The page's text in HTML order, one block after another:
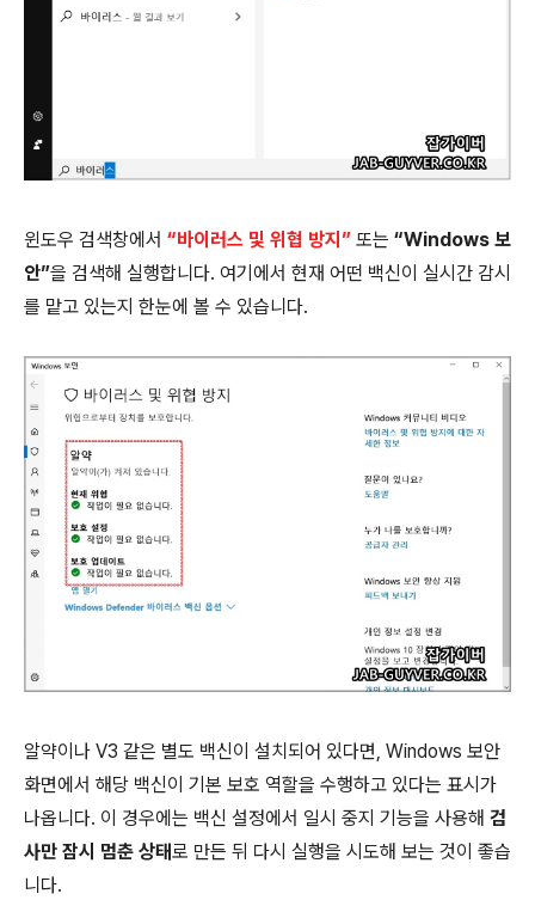
윈도우 검색창에서 “바이러스 및 위협 방지” 또는 “Windows 보
안”을 검색해 실행합니다. 여기에서 현재 어떤 백신이 실시간 감시
를 맡고 있는지 한눈에 볼 수 있습니다.
알약이나 V3 같은 별도 백신이 설치되어 있다면, Windows 보안
화면에서 해당 백신이 기본 보호 역할을 수행하고 있다는 표시가
나옵니다. 이 경우에는 백신 설정에서 일시 중지 기능을 사용해 검
사만 잠시 멈춘 상태로 만든 뒤 다시 실행을 시도해 보는 것이 좋습
니다.